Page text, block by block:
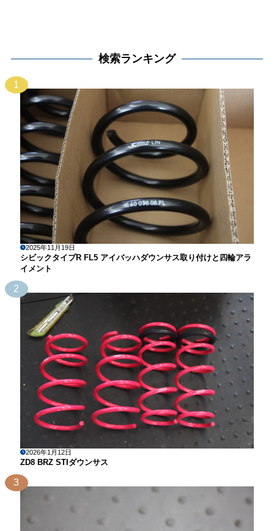
検索ランキング
1
2025年11月19日
シビックタイプR FL5 アイバッハダウンサス取り付けと四輪アラ
イメント
2
2026年1月12日
ZD8 BRZ STIダウンサス
3